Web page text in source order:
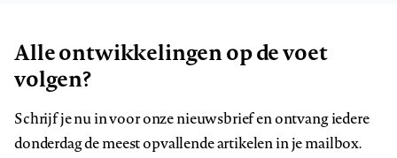
Alle ontwikkelingen op de voet
volgen?
Schrijf je nu in voor onze nieuwsbrief en ontvang iedere
donderdag de meest opvallende artikelen in je mailbox.